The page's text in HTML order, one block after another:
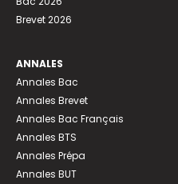
Brevet 2026
ANNALES
Annales Bac
Annales Brevet
Annales Bac Français
Annales BTS
Annales Prépa
Annales BUT